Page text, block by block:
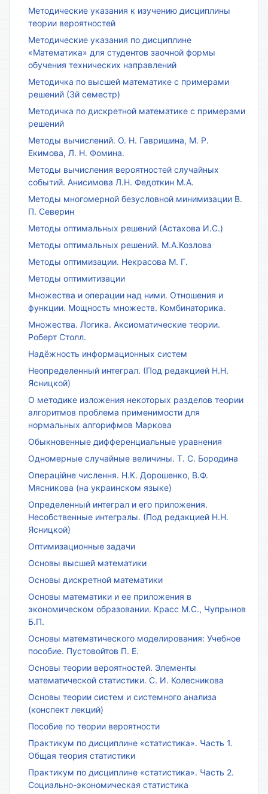
Методические указания к изучению дисциплины
теории вероятностей
Методические указания по дисциплине
«Математика» для студентов заочной формы
обучения технических направлений
Методичка по высшей математике с примерами
решений (3й семестр)
Методичка по дискретной математике с примерами
решений
Методы вычислений. О. Н. Гавришина, М. Р.
Екимова, Л. Н. Фомина.
Методы вычисления вероятностей случайных
событий. Анисимова Л.Н. Федоткин М.А.
Методы многомерной безусловной минимизации В.
П. Северин
Методы оптимальных решений (Астахова И.С.)
Методы оптимальных решений. М.А.Козлова
Методы оптимизации. Некрасова М. Г.
Методы оптимитизации
Множества и операции над ними. Отношения и
функции. Мощность множеств. Комбинаторика.
Множества. Логика. Аксиоматические теории.
Роберт Столл.
Надёжность информационных систем
Неопределенный интеграл. (Под редакцией Н.Н.
Ясницкой)
О методике изложения некоторых разделов теории
алгоритмов проблема применимости для
нормальных алгорифмов Маркова
Обыкновенные дифференциальные уравнения
Одномерные случайные величины. Т. С. Бородина
Операційне числення. Н.К. Дорошенко, В.Ф.
Мясникова (на украинском языке)
Определенный интеграл и его приложения.
Несобственные интегралы. (Под редакцией Н.Н.
Ясницкой)
Оптимизационные задачи
Основы высшей математики
Основы дискретной математики
Основы математики и ее приложения в
экономическом образовании. Красс М.С., Чупрынов
Б.П.
Основы математического моделирования: Учебное
пособие. Пустовойтов П. Е.
Основы теории вероятностей. Элементы
математической статистики. С. И. Колесникова
Основы теории систем и системного анализа
(конспект лекций)
Пособие по теории вероятности
Практикум по дисциплине «статистика». Часть 1.
Общая теория статистики
Практикум по дисциплине «статистика». Часть 2.
Социально-экономическая статистика